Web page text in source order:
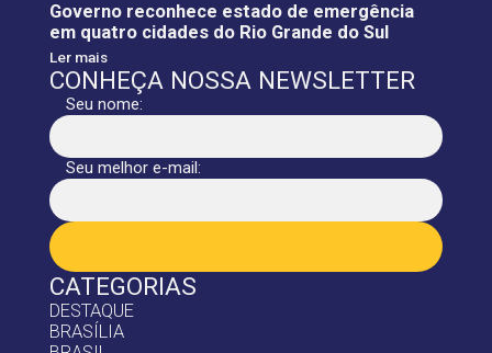
CATEGORIAS
DESTAQUE
BRASÍLIA
Governo reconhece estado de emergência
em quatro cidades do Rio Grande do Sul
Ler mais
CONHEÇA NOSSA NEWSLETTER
Seu nome:
Seu melhor e-mail: